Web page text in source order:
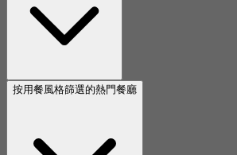
按用餐風格篩選的熱門餐廳